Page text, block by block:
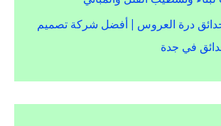
درة العروس | أفضل شركة تصميم
في جدة